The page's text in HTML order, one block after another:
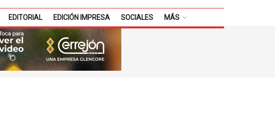
EDITORIAL EDICIÓN IMPRESA SOCIALES MÁS